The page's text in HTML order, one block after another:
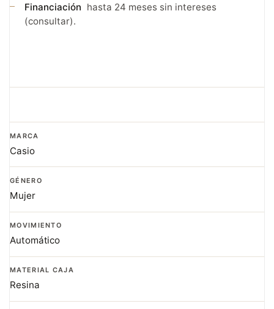
Financiación hasta 24 meses sin intereses
(consultar).
MARCA
Casio
GÉNERO
Mujer
MOVIMIENTO
Automático
MATERIAL CAJA
Resina